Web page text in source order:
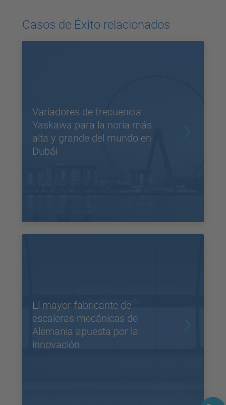
Casos de Éxito relacionados
Variadores de frecuencia
Yaskawa para la noria más
alta y grande del mundo en
Dubái
El mayor fabricante de
escaleras mecánicas de
Alemania apuesta por la
innovación